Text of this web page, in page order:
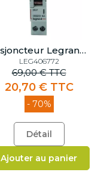
Disjoncteur Legrand 6A - Courbe C
LEG406772
69,00 € TTC
20,70 € TTC
- 70%
Détail
Ajouter au panier